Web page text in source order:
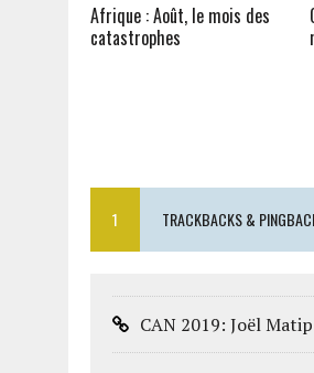
Afrique : Août, le mois des
catastrophes
1 TRACKBACKS &
CAN 2019: Joël